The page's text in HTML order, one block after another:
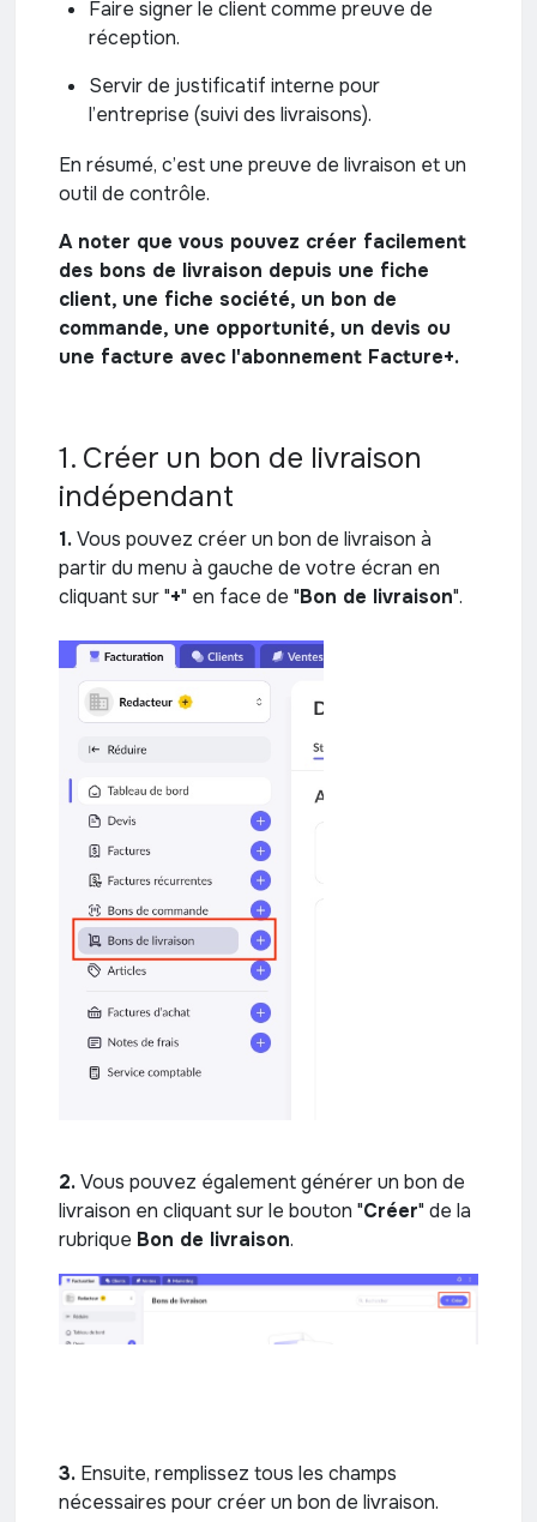
Faire signer le client comme preuve de
réception.
Servir de justificatif interne pour
l’entreprise (suivi des livraisons).
En résumé, c’est une preuve de livraison et un
outil de contrôle.
A noter que vous pouvez créer facilement
des bons de livraison depuis une fiche
client, une fiche société, un bon de
commande, une opportunité, un devis ou
une facture avec l'abonnement Facture+.
1. Créer un bon de livraison
indépendant
1.Vous pouvez créer un bon de livraison à
partir du menu à gauche de votre écran en
cliquant sur "+" en face de "Bon de livraison".
2.Vous pouvez également générer un bon de
livraison en cliquant sur le bouton "Créer" de la
rubrique Bon de livraison.
3. Ensuite, remplissez tous les champs
nécessaires pour créer un bon de livraison.